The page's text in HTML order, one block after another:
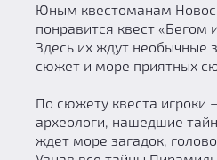
Юным квестоманам
понравится квест «Бегом
Здесь их ждут необычные
сюжет и море приятных
По сюжету квеста
археологи, нашедшие
ждет море загадок,